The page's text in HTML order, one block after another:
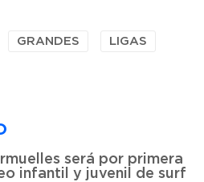
GRANDES LIGAS
será por primera
infantil y juvenil de surf